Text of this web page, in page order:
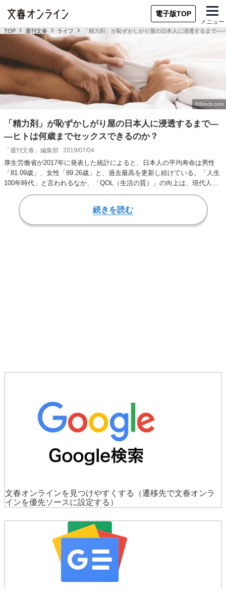
電子版TOP
メニュー
TOP 週刊文春 ライフ 「精力剤」が恥ずかしがり屋の日本人に浸透するまで
「精力剤」が恥ずかしがり屋の日本人に浸透するまで―
―ヒトは何歳までセックスできるのか？
「週刊文春」編集部 2019/07/04
厚生労働省が2017年に発表した統計によると、日本人の平均寿命は男性
「81.09歳」、女性「89.26歳」と、過去最高を更新し続けている。「人生
100年時代」と言われるなか、「QOL（生活の質）」の向上は、現代人
続きを読む
文春オンラインを見つけやすくする
（遷移先で文春オンラ
インを優先ソースに設定する）